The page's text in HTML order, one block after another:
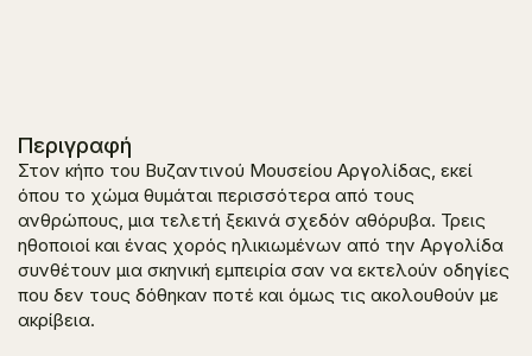
Περιγραφή
Στον κήπο του Βυζαντινού Μουσείου Αργολίδας, εκεί
όπου το χώμα θυμάται περισσότερα από τους
ανθρώπους, μια τελετή ξεκινά σχεδόν αθόρυβα. Τρεις
ηθοποιοί και ένας χορός ηλικιωμένων από την Αργολίδα
συνθέτουν μια σκηνική εμπειρία σαν να εκτελούν οδηγίες
που δεν τους δόθηκαν ποτέ και όμως τις ακολουθούν με
ακρίβεια.